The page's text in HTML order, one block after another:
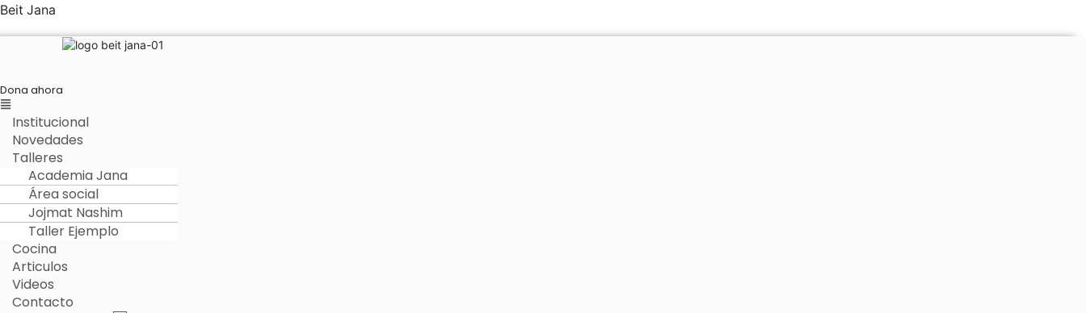
Beit Jana
Dona ahora
Menú
Institucional
Novedades
Talleres
Academia Jana
Área social
Jojmat Nashim
Taller Ejemplo
Cocina
Articulos
Videos
Contacto